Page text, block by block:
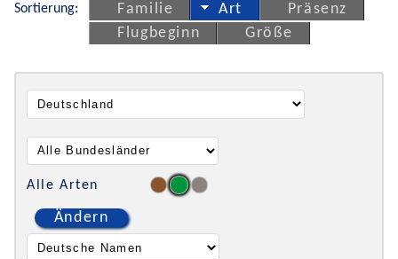
Sortierung: Familie Art
Präsenz
Flugbeginn
Größe
Alle Arten
Ändern